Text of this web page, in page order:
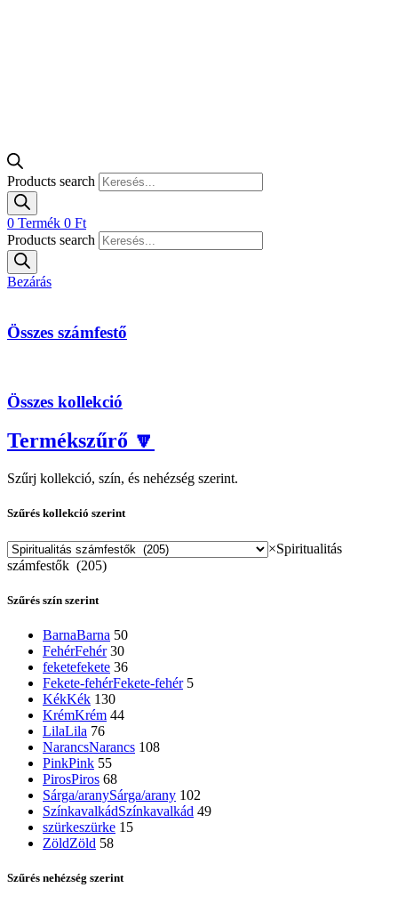
Products search
0 Termék 0 Ft
Products search
Bezárás
Összes számfestő
Összes kollekció
Termékszűrő 🔽
Szűrj kollekció, szín, és nehézség szerint.
Szűrés kollekció szerint
×Spiritualitás
számfestők (205)
Szűrés szín szerint
BarnaBarna 50
FehérFehér 30
feketefekete 36
Fekete-fehérFekete-fehér 5
KékKék 130
KrémKrém 44
LilaLila 76
NarancsNarancs 108
PinkPink 55
PirosPiros 68
Sárga/aranySárga/arany 102
SzínkavalkádSzínkavalkád 49
szürkeszürke 15
ZöldZöld 58
Szűrés nehézség szerint